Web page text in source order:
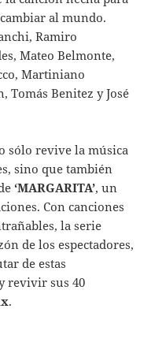
al mundo.
Ramiro
Mateo Belmonte,
Martiniano
Tomás Benitez y José
sólo revive la música
sino que también
‘MARGARITA’, un
Con canciones
la serie
de los espectadores,
de estas
revivir sus 40
.